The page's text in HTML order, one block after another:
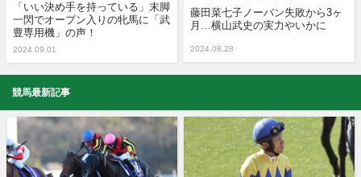
「いい決め手を持っている」末脚
一閃でオープン入りの牝馬に「武
豊専用機」の声！
2024.09.01
藤田菜七子ノーバン失敗から3ヶ
月…横山武史の実力やいかに
2024.08.28
競馬最新記事